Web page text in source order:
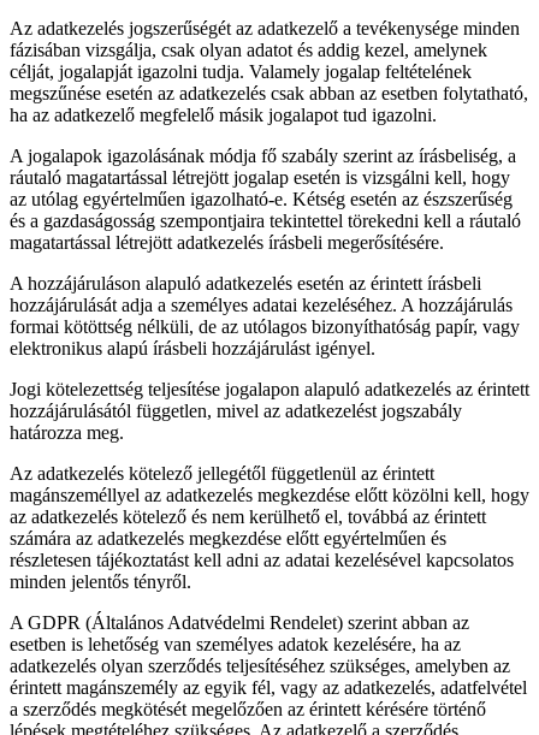
Az adatkezelés jogszerűségét az adatkezelő a tevékenysége minden
fázisában vizsgálja, csak olyan adatot és addig kezel, amelynek
célját, jogalapját igazolni tudja. Valamely jogalap feltételének
megszűnése esetén az adatkezelés csak abban az esetben folytatható,
ha az adatkezelő megfelelő másik jogalapot tud igazolni.
A jogalapok igazolásának módja fő szabály szerint az írásbeliség, a
ráutaló magatartással létrejött jogalap esetén is vizsgálni kell, hogy
az utólag egyértelműen igazolható-e. Kétség esetén az észszerűség
és a gazdaságosság szempontjaira tekintettel törekedni kell a ráutaló
magatartással létrejött adatkezelés írásbeli megerősítésére.
A hozzájáruláson alapuló adatkezelés esetén az érintett írásbeli
hozzájárulását adja a személyes adatai kezeléséhez. A hozzájárulás
formai kötöttség nélküli, de az utólagos bizonyíthatóság papír, vagy
elektronikus alapú írásbeli hozzájárulást igényel.
Jogi kötelezettség teljesítése jogalapon alapuló adatkezelés az érintett
hozzájárulásától független, mivel az adatkezelést jogszabály
határozza meg.
Az adatkezelés kötelező jellegétől függetlenül az érintett
magánszeméllyel az adatkezelés megkezdése előtt közölni kell, hogy
az adatkezelés kötelező és nem kerülhető el, továbbá az érintett
számára az adatkezelés megkezdése előtt egyértelműen és
részletesen tájékoztatást kell adni az adatai kezelésével kapcsolatos
minden jelentős tényről.
A GDPR (Általános Adatvédelmi Rendelet) szerint abban az
esetben is lehetőség van személyes adatok kezelésére, ha az
adatkezelés olyan szerződés teljesítéséhez szükséges, amelyben az
érintett magánszemély az egyik fél, vagy az adatkezelés, adatfelvétel
a szerződés megkötését megelőzően az érintett kérésére történő